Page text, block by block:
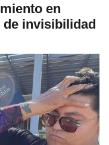
en
de invisibilidad